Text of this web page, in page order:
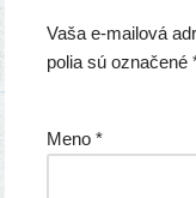
Vaša e-mailová
polia sú označené
Meno*